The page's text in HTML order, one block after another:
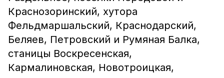
Краснозоринский, хутора
Фельдмаршальский, Краснодарский,
Беляев, Петровский и Румяная Балка,
станицы Воскресенская,
Кармалиновская, Новотроицкая,